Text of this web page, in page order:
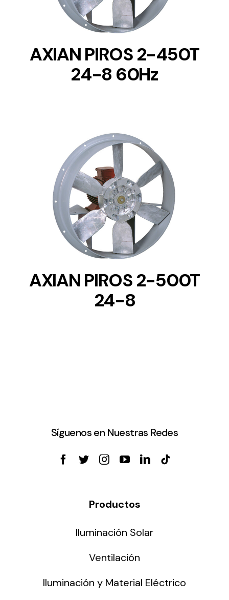
AXIAN PIROS 2-450T
24-8 60Hz
DETAILS
AXIAN PIROS 2-500T
24-8
Síguenos en Nuestras Redes
Productos
Iluminación Solar
Ventilación
Iluminación y Material Eléctrico